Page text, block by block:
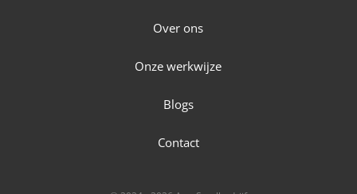
Over ons
Onze werkwijze
Blogs
Contact